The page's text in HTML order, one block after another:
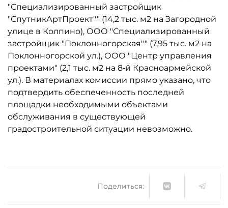
"Специализированный застройщик
"СпутникАртПроект"" (14,2 тыс. м2 на Загородной
улице в Колпино), ООО "Специализированный
застройщик "Поклонногорская"" (7,95 тыс. м2 на
Поклонногорской ул.), ООО "Центр управления
проектами" (2,1 тыс. м2 на 8‑й Красноармейской
ул.). В материалах комиссии прямо указано, что
подтвердить обеспеченность последней
площадки необходимыми объектами
обслуживания в существующей
градостроительной ситуации невозможно.
Поделиться: